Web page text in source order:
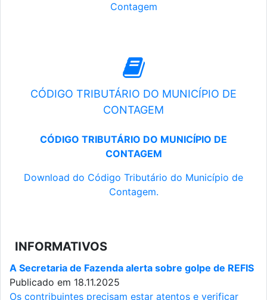
Contagem
CÓDIGO TRIBUTÁRIO DO MUNICÍPIO DE
CONTAGEM
CÓDIGO TRIBUTÁRIO DO MUNICÍPIO DE
CONTAGEM
Download do Código Tributário do Município de
Contagem.
INFORMATIVOS
A Secretaria de Fazenda alerta sobre golpe de REFIS
Publicado em 18.11.2025
Os contribuintes precisam estar atentos e verificar